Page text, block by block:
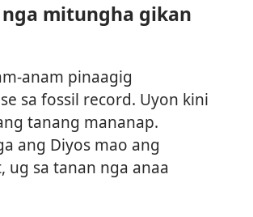
mitungha gikan
anam pinaagig
sa fossil record. Uyon kini
tanang mananap.
ang Diyos mao ang
ug sa tanan nga anaa